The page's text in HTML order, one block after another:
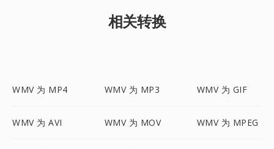
相关转换
WMV 为 MP4 WMV 为 MP3 WMV 为 GIF
WMV 为 AVI WMV 为 MOV WMV 为 MPEG